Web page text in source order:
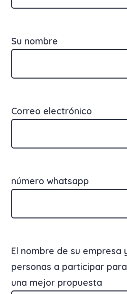
Su nombre
Correo electrónico
número whatsapp
El nombre de su empresa
personas a participar
una mejor propuesta